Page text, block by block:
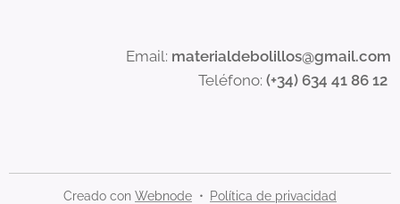
Email: materialdebolillos@gmail.com
Teléfono: (+34) 634 41 86 12
Creado con Webnode Política de privacidad